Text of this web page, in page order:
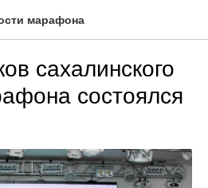
марафона
сахалинского
состоялся